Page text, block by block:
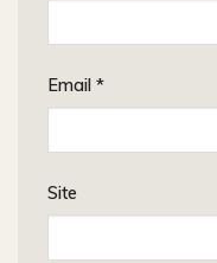
Email *
Site